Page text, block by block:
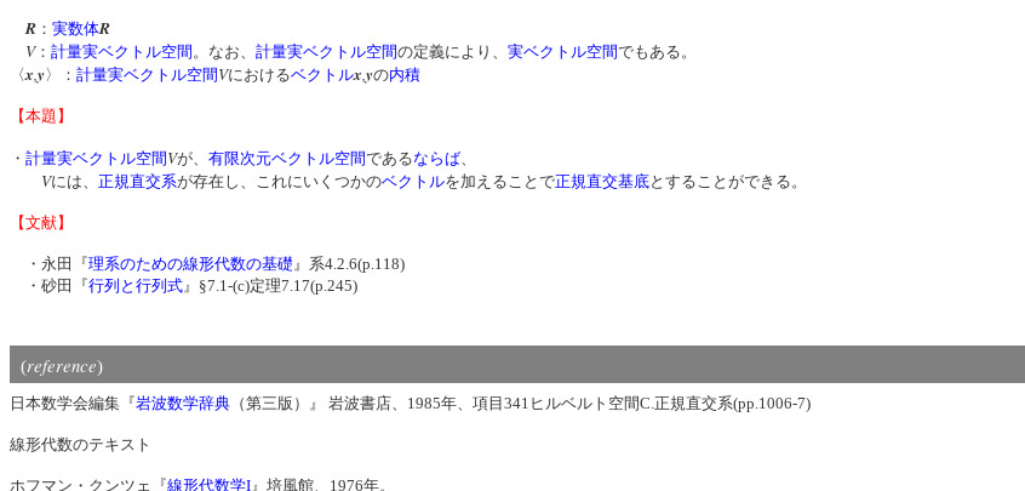
R ： 実数体R
V： 計量実ベクトル空間 。なお、 計量実ベクトル空間の定義により、 実ベクトル空間でもある。
〈x,y 〉： 計量実ベクトル空間 Vにおけるベクトルx,yの内積
【本題】
・ 計量実ベクトル空間 Vが、 有限次元ベクトル空間であるならば、
Vには、 正規直交系が存在し、これにいくつかのベクトルを加えることで正規直交基底とすることができる。
【文献】
・永田『理系のための線形代数の基礎』系4.2.6(p.118)
・砂田『行列と行列式』§7.1-(c)定理7.17(p.245)
(reference)
日本数学会編集『岩波数学辞典 （第三版）』 岩波書店、1985年、項目341ヒルベルト空間C.正規直交系(pp.1006-7)
線形代数のテキスト
ホフマン・クンツェ『線形代数学I 』培風館、1976年。